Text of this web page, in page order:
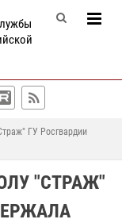
ГУ Росгвардии
"СТРАЖ"